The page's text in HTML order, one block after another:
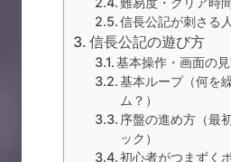
信長公記が刺さる
信長公記の遊び方
基本操作・画面の
基本ループ（何を
ム？）
序盤の進め方（最
ック）
初心者がつまずく